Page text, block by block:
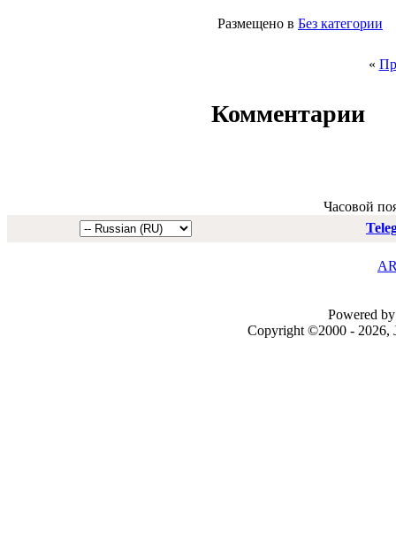
Размещено в Без категории
«
Комментарии
Часовой
Powered
Copyright ©2000 - 2026,